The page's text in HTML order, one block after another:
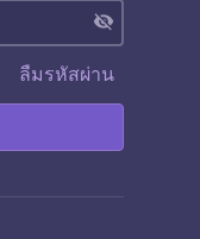
visibility_off
ลืมรหัสผ่าน